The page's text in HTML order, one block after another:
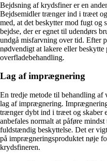
Bejdsning af krydsfiner er en
Bejdsemidler trænger ind i træet
med, at det beskytter mod fugt og
bejdse, der er egnet til udendørs
undgå misfarvning over tid. Efter
nødvendigt at lakere eller
overfladebehandling.
Lag af imprægnering
En tredje metode til behandling af
lag af imprægnering.
trænger dybt ind i træet og skaber
anbefales normalt at påføre
fuldstændig beskyttelse. Det er
på imprægneringsproduktet nøje
krydsfineren.